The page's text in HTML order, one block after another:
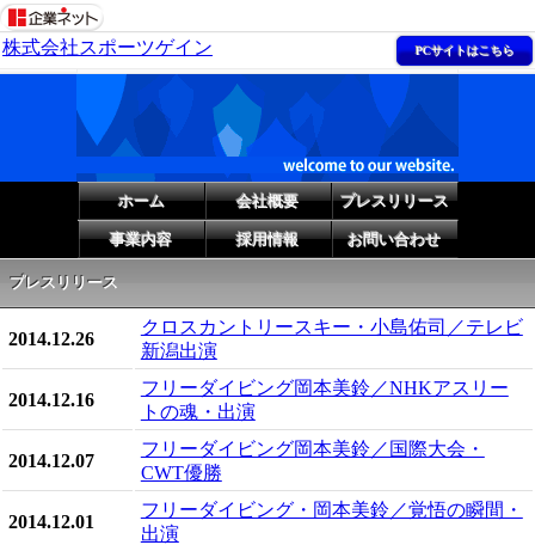
株式会社スポーツゲイン PCサイトはこちら
ホーム 会社概要 プレスリリース
事業内容 採用情報 お問い合わせ
プレスリリース
2014.12.26
クロスカントリースキー・小島佑司／テレビ
新潟出演
2014.12.16
フリーダイビング岡本美鈴／NHKアスリー
トの魂・出演
2014.12.07
フリーダイビング岡本美鈴／国際大会・
CWT優勝
2014.12.01
フリーダイビング・岡本美鈴／覚悟の瞬間・
出演